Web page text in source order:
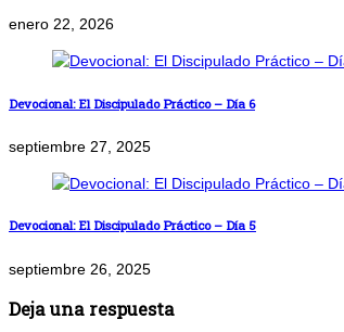
enero 22, 2026
Devocional: El Discipulado Práctico – Día 6
septiembre 27, 2025
Devocional: El Discipulado Práctico – Día 5
septiembre 26, 2025
Deja una respuesta